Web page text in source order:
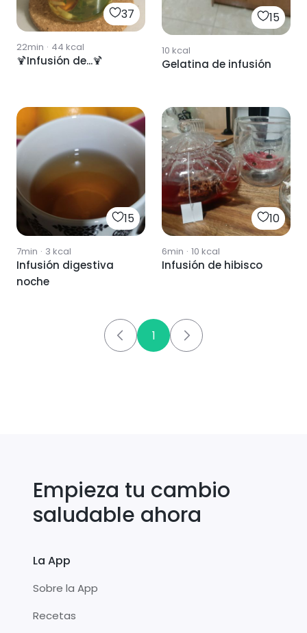
37
22min · 44 kcal
🍹Infusión de...🍹
15
10 kcal
Gelatina de infusión
15
7min · 3 kcal
Infusión digestiva
noche
10
6min · 10 kcal
Infusión de hibisco
1
Empieza tu cambio
saludable ahora
La App
Sobre la App
Recetas